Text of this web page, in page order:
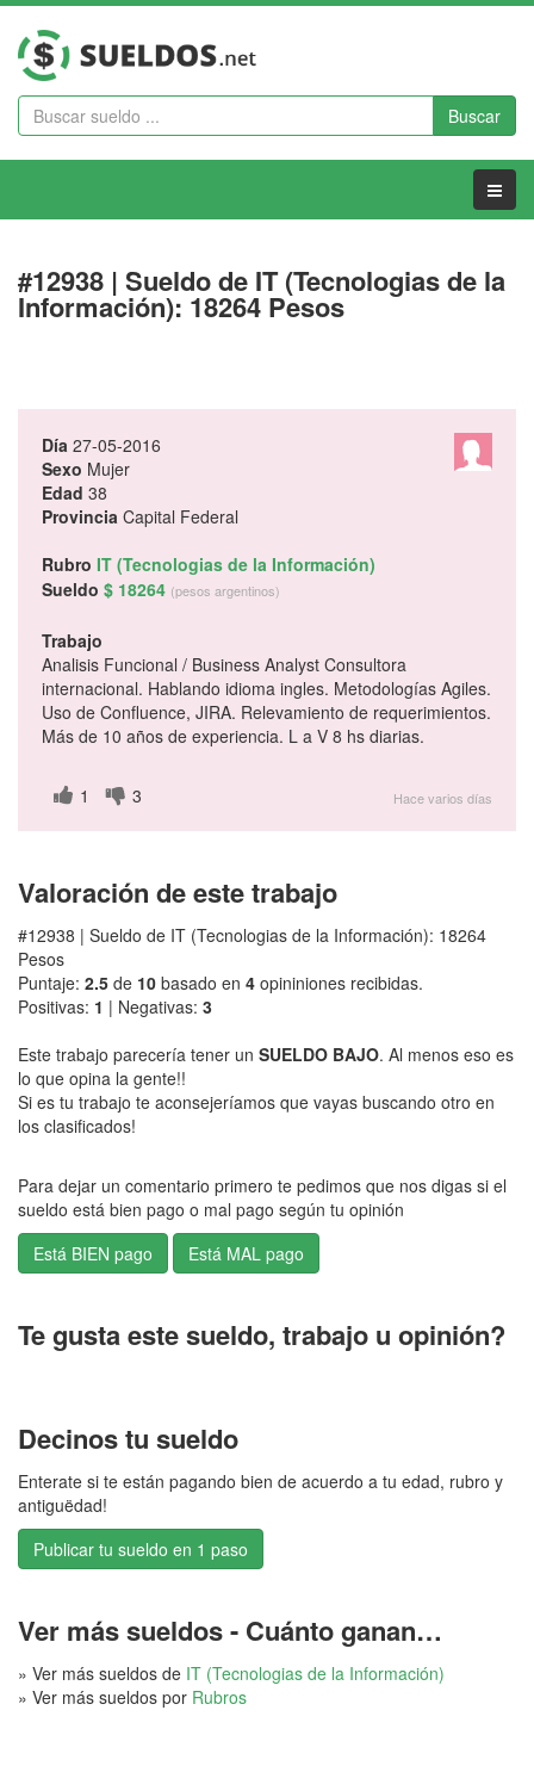
Buscar
Menu
#12938 | Sueldo de IT (Tecnologias de la
Información): 18264 Pesos
Día 27-05-2016
Sexo Mujer
Edad 38
Provincia Capital Federal
Rubro IT (Tecnologias de la Información)
Sueldo $ 18264 (pesos argentinos)
Trabajo
Analisis Funcional / Business Analyst Consultora
internacional. Hablando idioma ingles. Metodologías Agiles.
Uso de Confluence, JIRA. Relevamiento de requerimientos.
Más de 10 años de experiencia. L a V 8 hs diarias.
1 3 Hace varios días
Valoración de este trabajo
#12938 | Sueldo de IT (Tecnologias de la Información): 18264
Pesos
Puntaje: 2.5 de 10 basado en 4 opininiones recibidas.
Positivas: 1 | Negativas: 3
Este trabajo parecería tener un SUELDO BAJO. Al menos eso es
lo que opina la gente!!
Si es tu trabajo te aconsejeríamos que vayas buscando otro en
los clasificados!
Para dejar un comentario primero te pedimos que nos digas si el
sueldo está bien pago o mal pago según tu opinión
Te gusta este sueldo, trabajo u opinión?
Decinos tu sueldo
Enterate si te están pagando bien de acuerdo a tu edad, rubro y
antiguëdad!
Publicar tu sueldo en 1 paso
Ver más sueldos - Cuánto ganan…
» Ver más sueldos de IT (Tecnologias de la Información)
» Ver más sueldos por Rubros